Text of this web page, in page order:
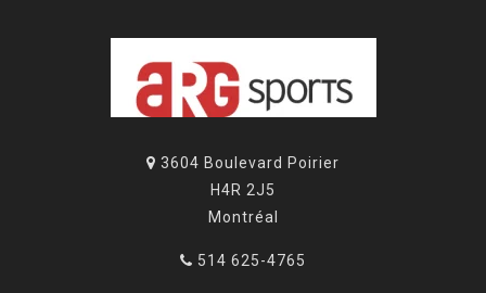
3604 Boulevard Poirier
H4R 2J5
Montréal
514 625-4765